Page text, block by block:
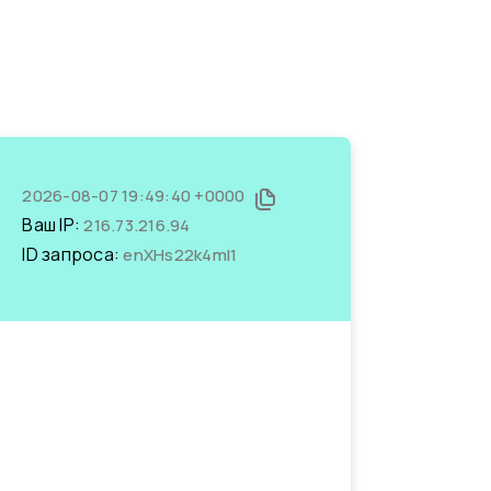
2026-08-07 19:49:40 +0000
Ваш IP:216.73.216.94
ID запроса:enXHs22k4mI1